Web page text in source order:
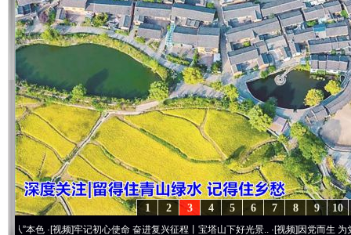
10
9
8
7
6
5
4
3
2
1
频]牢记初心使命 奋进复兴征程丨宝塔山下好光景..·[视频]因党而生 为党而战——百